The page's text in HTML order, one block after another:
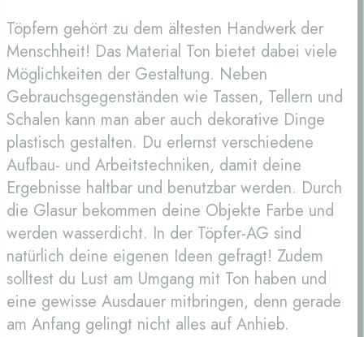
Töpfern gehört zu dem ältesten Handwerk der
Menschheit! Das Material Ton bietet dabei viele
Möglichkeiten der Gestaltung. Neben
Gebrauchsgegenständen wie Tassen, Tellern und
Schalen kann man aber auch dekorative Dinge
plastisch gestalten. Du erlernst verschiedene
Aufbau- und Arbeitstechniken, damit deine
Ergebnisse haltbar und benutzbar werden. Durch
die Glasur bekommen deine Objekte Farbe und
werden wasserdicht. In der Töpfer-AG sind
natürlich deine eigenen Ideen gefragt! Zudem
solltest du Lust am Umgang mit Ton haben und
eine gewisse Ausdauer mitbringen, denn gerade
am Anfang gelingt nicht alles auf Anhieb.